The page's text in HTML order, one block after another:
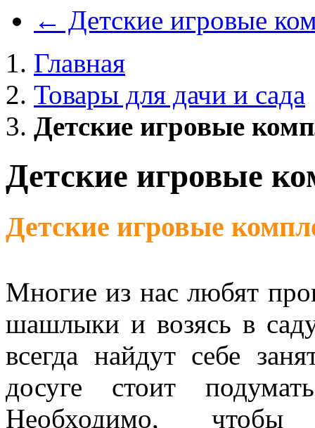
← Детские игровые
Главная
Товары для дачи и сада
Детские игровые
Детские игровые
Детские игровые
Многие из нас любят
шашлыки и возясь в
всегда найдут себе
досуге стоит
Необходимо,